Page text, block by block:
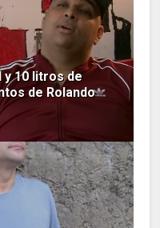
y 10 litros de
de Rolando